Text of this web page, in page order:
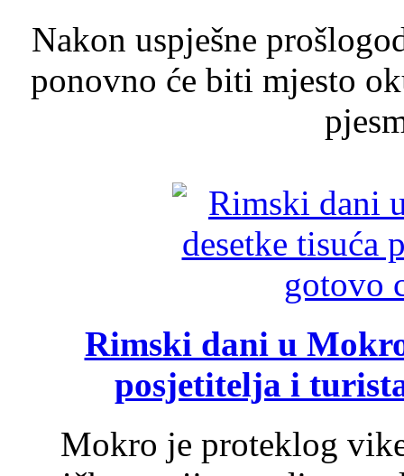
Nakon uspješne
ponovno će biti mjesto
Rimski dani u
posjetitelja i
Mokro je proteklog